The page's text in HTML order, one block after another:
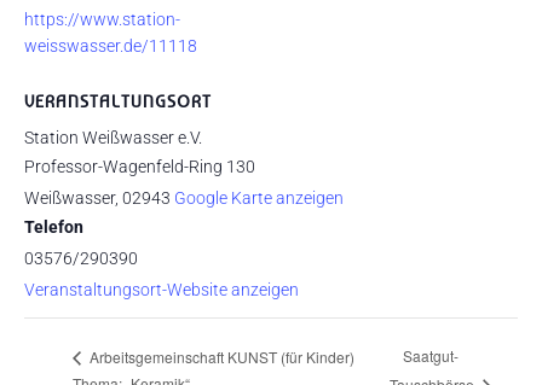
https://www.station-
weisswasser.de/11118
VERANSTALTUNGSORT
Station Weißwasser e.V.
Professor-Wagenfeld-Ring 130
Weißwasser, 02943 Google Karte anzeigen
Telefon
03576/290390
Veranstaltungsort-Website anzeigen
Arbeitsgemeinschaft KUNST (für Kinder)
Saatgut-